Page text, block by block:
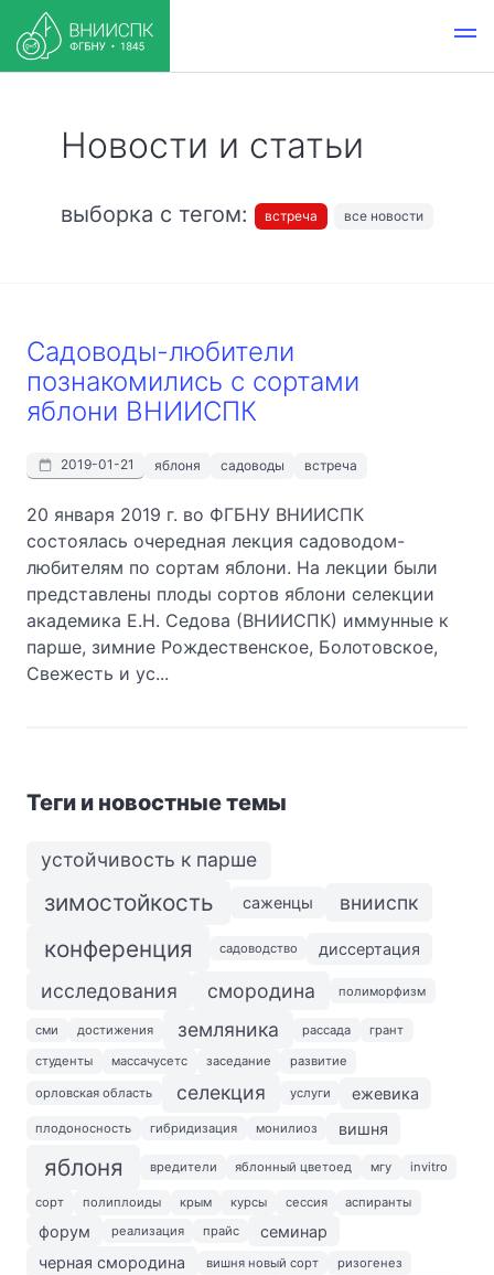
Новости и статьи
выборка с тегом: встреча все новости
Садоводы-любители
познакомились с сортами
яблони ВНИИСПК
2019-01-21 яблоня садоводы встреча
20 января 2019 г. во ФГБНУ ВНИИСПК
состоялась очередная лекция садоводом-
любителям по сортам яблони. На лекции были
представлены плоды сортов яблони селекции
академика Е.Н. Седова (ВНИИСПК) иммунные к
парше, зимние Рождественское, Болотовское,
Свежесть и ус...
Теги и новостные темы
устойчивость к парше
зимостойкость саженцы внииспк
конференция садоводство диссертация
исследования смородина полиморфизм
сми достижения земляника рассада грант
студенты массачусетс заседание развитие
орловская область селекция услуги ежевика
плодоносность гибридизация монилиоз вишня
яблоня вредители яблонный цветоед мгу invitro
сорт полиплоиды крым курсы сессия аспиранты
форум реализация прайс
семинар
черная смородина
вишня новый сорт ризогенез